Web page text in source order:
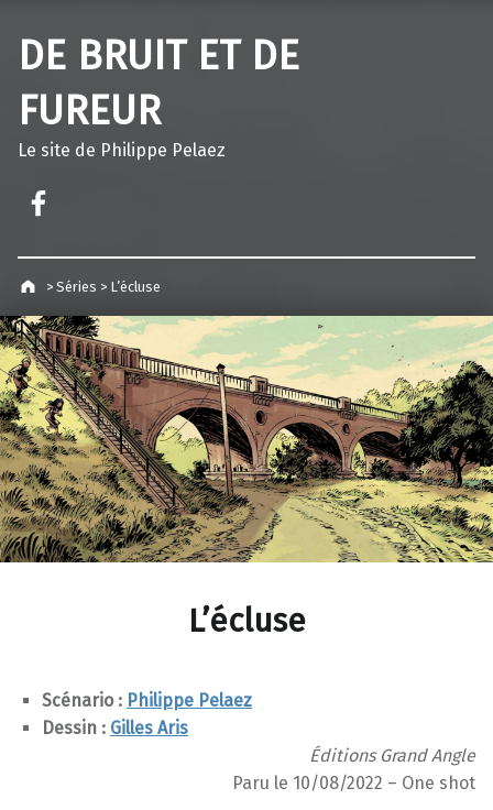
DE BRUIT ET DE
FUREUR
Le site de Philippe Pelaez
> Séries > L’écluse
L’écluse
Scénario : Philippe Pelaez
Dessin : Gilles Aris
Éditions Grand Angle
Paru le 10/08/2022 – One shot